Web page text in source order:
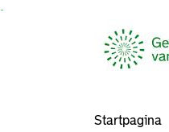
Startpagina